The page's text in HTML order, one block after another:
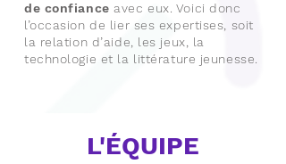
de confiance avec eux. Voici donc
l’occasion de lier ses expertises, soit
la relation d’aide, les jeux, la
technologie et la littérature jeunesse.
L'ÉQUIPE